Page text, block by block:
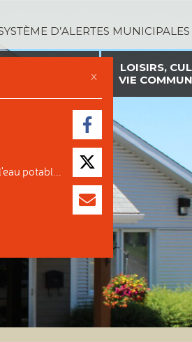
D’ALERTES MUNICIPALES
LOISIRS,
VIE
X
potabl...